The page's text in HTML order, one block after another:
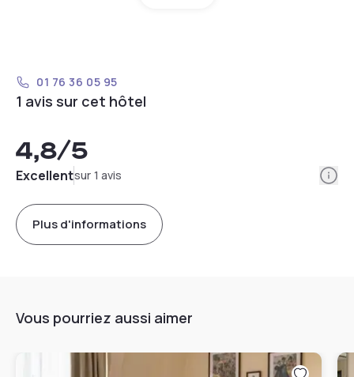
01 76 36 05 95
1 avis sur cet hôtel
4,8/5
Excellentsur 1 avis
Plus d'informations
Vous pourriez aussi aimer